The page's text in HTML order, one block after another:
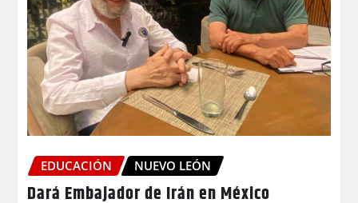
EDUCACIÓN NUEVO LEÓN
Dará Embajador de Irán en México